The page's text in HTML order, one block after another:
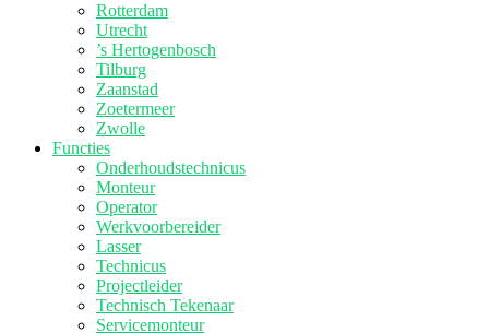
Rotterdam
Utrecht
’s Hertogenbosch
Tilburg
Zaanstad
Zoetermeer
Zwolle
Functies
Onderhoudstechnicus
Monteur
Operator
Werkvoorbereider
Lasser
Technicus
Projectleider
Technisch Tekenaar
Servicemonteur